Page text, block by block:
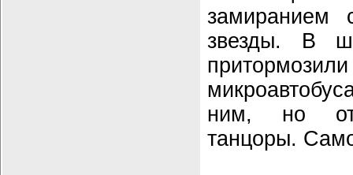
замиранием
звезды. В
ним, но
танцоры.